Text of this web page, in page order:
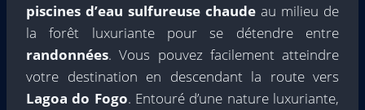
piscines d’eau sulfureuse chaude au milieu de
la forêt luxuriante pour se détendre entre
randonnées. Vous pouvez facilement atteindre
votre destination en descendant la route vers
Lagoa do Fogo. Entouré d’une nature luxuriante,